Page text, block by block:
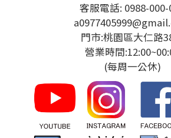
客服電話: 0988-000-
門市:桃園區大仁路
營業時間
(每周一公休)